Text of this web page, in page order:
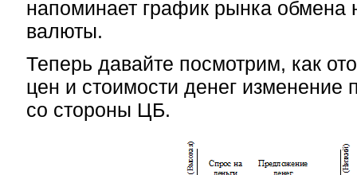
напоминает график рынка обмена
валюты.
Теперь давайте посмотрим, как
цен и стоимости денег изменение
со стороны ЦБ.